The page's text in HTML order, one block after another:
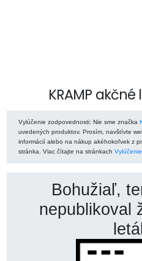
KRAMP
Vylúčenie zodpovednosti: Nie sme značka
uvedených produktov. Prosím, navštívte
informácií alebo na nákup akéhokoľvek z
stránka. Viac čítajte na stránkach
Bohužiaľ,
nepublikoval